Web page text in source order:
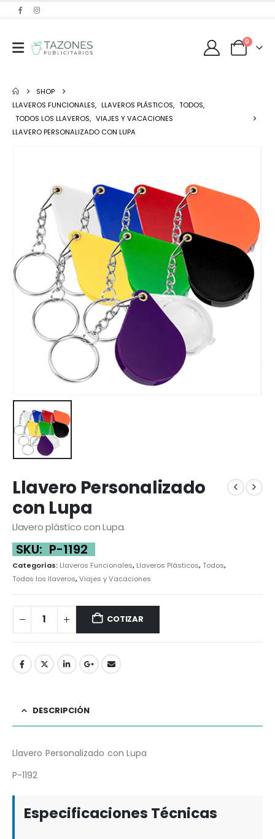
0
SHOP
LLAVEROS FUNCIONALES, LLAVEROS PLÁSTICOS, TODOS,
TODOS LOS LLAVEROS, VIAJES Y VACACIONES
LLAVERO PERSONALIZADO CON LUPA
Llavero Personalizado
con Lupa
Llavero plástico con Lupa.
SKU: P-1192
Categorías: Llaveros Funcionales, Llaveros Plásticos,Todos,
Todos los llaveros,Viajes y Vacaciones
COTIZAR
DESCRIPCIÓN
Llavero Personalizado con Lupa
P-1192
Especificaciones Técnicas